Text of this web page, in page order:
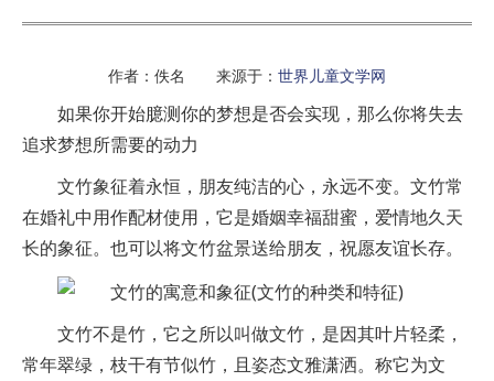
作者：佚名 来源于： 世界儿童文学网
如果你开始臆测你的梦想是否会实现，那么你将失去
追求梦想所需要的动力
文竹象征着永恒，朋友纯洁的心，永远不变。文竹常
在婚礼中用作配材使用，它是婚姻幸福甜蜜，爱情地久天
长的象征。也可以将文竹盆景送给朋友，祝愿友谊长存。
文竹不是竹，它之所以叫做文竹，是因其叶片轻柔，
常年翠绿，枝干有节似竹，且姿态文雅潇洒。称它为文